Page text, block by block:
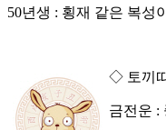
50년생 : 횡재 같은 복성
◇ 토끼
금전운 :